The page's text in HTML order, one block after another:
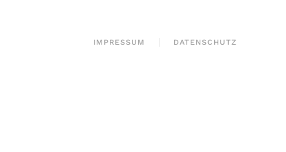
IMPRESSUM DATENSCHUTZ